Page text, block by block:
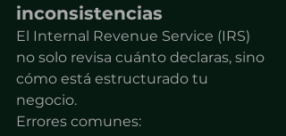
inconsistencias
El Internal Revenue Service (IRS)
no solo revisa cuánto declaras, sino
cómo está estructurado tu
negocio.
Errores comunes: